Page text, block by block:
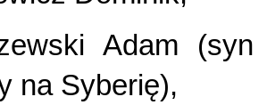
Adam
na Syberię),